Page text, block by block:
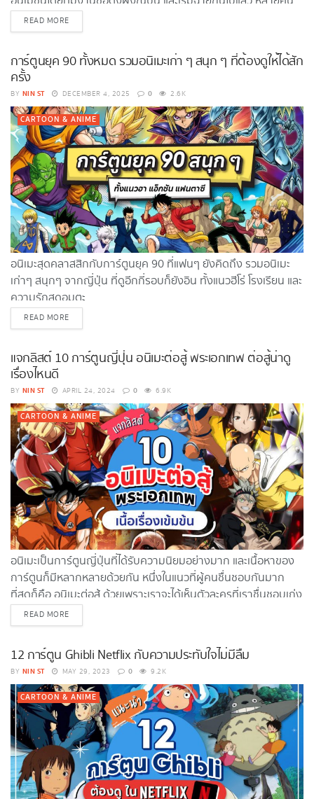
ชื่นชอบเรื่องนี้กันมากๆ แต่ว่าบางคนก็อาจจะยังไม่รู้จักเรื่องนี้มาก
เท่าไหร่นัก แต่เห็นผ่านๆ ทั้งในโซเชียลมีเดียต่างๆ หรือเห็นโฆษณา
ผ่านตาแล้วสนใจอยากรู้เกี่ยวกับเรื่องนี้มากขึ้น มาทางนี้เลย
Shopee Blog จะมาแนะนำข้อมูลเบื้องต้นของ Solo Leveling กัน
แบบจัดเต็มในบทความนี้ Solo...
READ MOREDETAILS
การ์ตูนยุค 90 ทั้งหมด รวมอนิเมะเก่า ๆ สนุก ๆ ที่ต้องดูให้ได้สัก
ครั้ง
BY NIN ST DECEMBER 4, 2025 0 2.6K
CARTOON & ANIME
อนิเมะสุดคลาสสิกกับการ์ตูนยุค 90 ที่แฟนๆ ยังคิดถึง รวมอนิเมะ
เก่าๆ สนุกๆ จากญี่ปุ่น ที่ดูอีกกี่รอบก็ยังอิน ทั้งแนวฮีโร่ โรงเรียน และ
ความรักสุดอมตะ
READ MOREDETAILS
แจกลิสต์ 10 การ์ตูนญี่ปุ่น อนิเมะต่อสู้ พระเอกเทพ ต่อสู้น่าดู
เรื่องไหนดี
BY NIN ST APRIL 24, 2024 0 6.9K
CARTOON & ANIME
อนิเมะเป็นการ์ตูนญี่ปุ่นที่ได้รับความนิยมอย่างมาก และเนื้อหาของ
การ์ตูนก็มีหลากหลายด้วยกัน หนึ่งในแนวที่ผู้คนชื่นชอบกันมาก
ที่สุดก็คือ อนิเมะต่อสู้ ด้วยเพราะเราจะได้เห็นตัวละครที่เราชื่นชอบเก่ง
แบบเหนือชั้น และเต็มไปด้วยฉากแอคชั่นและการต่อสู่ที่สนุก และ
การ์ตูนญี่ปุ่น ต่อสู้ที่ดีที่สุดคือเรื่องราวที่ทำให้เรารู้สึกเหมือนเราคือ
ฮีโร่เหล่านี้ ! นอกจากนี้แล้วการที่อนิเมะมีพระเอกที่เก่งมาก ๆ เก่ง
แบบเทพ ยิ่งกระตุ้นความน่าสนใจและความรู้สึกของคนดูมากยิ่งขึ้น
และเพื่อเอาใจคอการ์ตูนอนิเมะ Shopee มี 10 อนิเมะต่อสู้ พระเอก
เทพ ที่เป็นอนิเมะต่อสู้...
READ MOREDETAILS
12 การ์ตูน Ghibli Netflix กับความประทับใจไม่มีลืม
BY NIN ST MAY 29, 2023 0 9.2K
CARTOON & ANIME